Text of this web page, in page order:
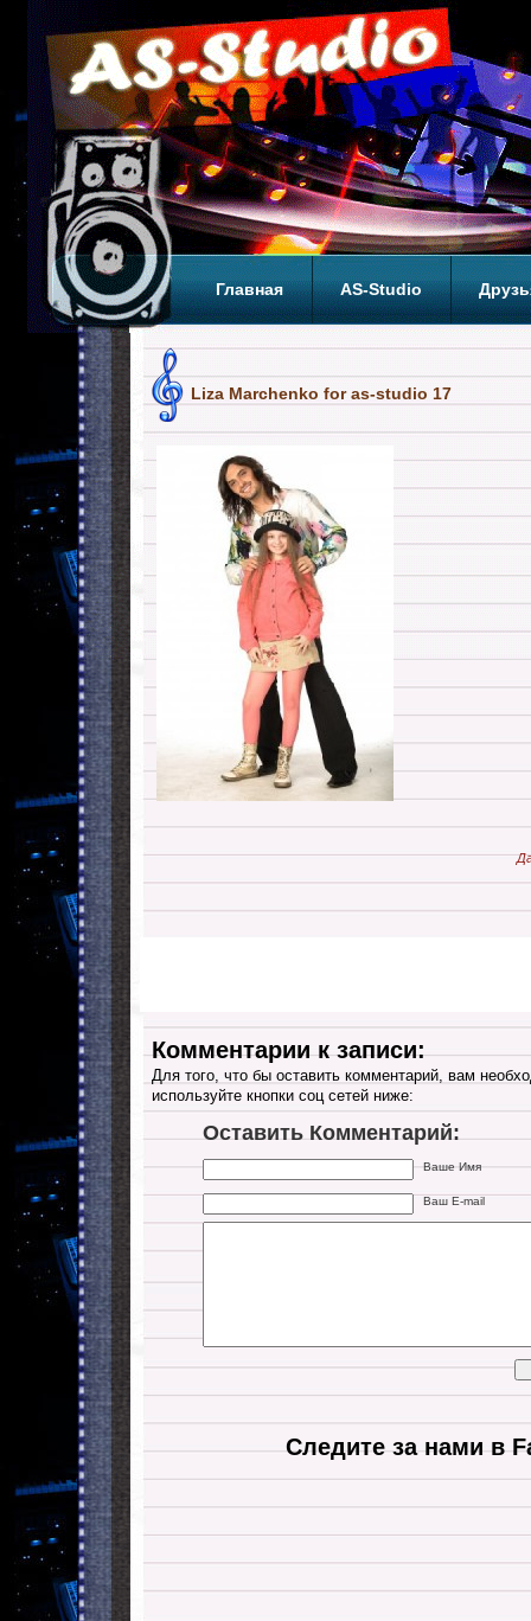
Главная AS-Studio
Liza Marchenko for as-studio 17
Комментарии к записи:
Для того, что бы оставить комментарий, вам
используйте кнопки соц сетей ниже:
Оставить Комментарий:
Ваше Имя
Ваш E-mail
Следите за нами в